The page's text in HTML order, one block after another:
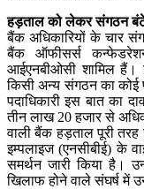
हड़ताल को लेकर संगठन
बैंक अधिकारियों के चार
बैंक ऑफीसर्स
आईएनबीओसी शामिल हैं।
किसी अन्य संगठन का कोई
पदाधिकारी इस बात का
तीन लाख 20 हजार से
वाली बैंक हड़ताल पूरी
इम्पलाइज (एनसीबीई) के
समर्थन जारी किया है।
खिलाफ होने वाले संघर्ष में